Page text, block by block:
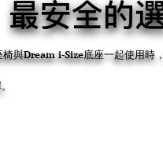
與Dream i-Size底座一起使用時
最安全的